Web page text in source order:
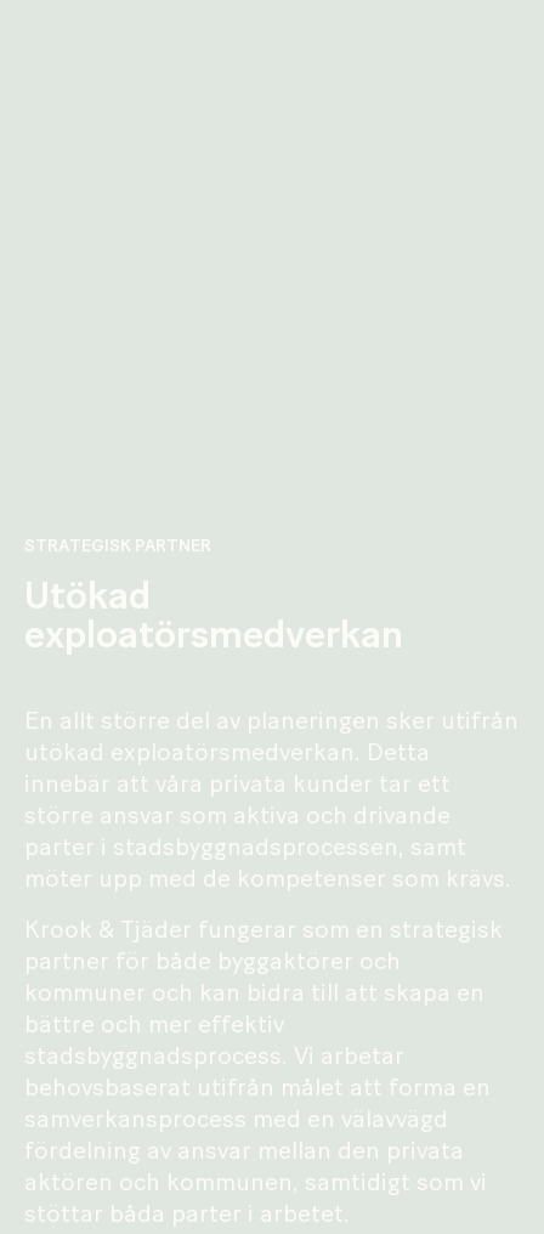
STRATEGISK PARTNER
Utökad
exploatörsmedverkan
En allt större del av planeringen sker utifrån
utökad exploatörsmedverkan. Detta
innebär att våra privata kunder tar ett
större ansvar som aktiva och drivande
parter i stadsbyggnadsprocessen, samt
möter upp med de kompetenser som krävs.
Krook & Tjäder fungerar som en strategisk
partner för både byggaktörer och
kommuner och kan bidra till att skapa en
bättre och mer effektiv
stadsbyggnadsprocess. Vi arbetar
behovsbaserat utifrån målet att forma en
samverkansprocess med en välavvägd
fördelning av ansvar mellan den privata
aktören och kommunen, samtidigt som vi
stöttar båda parter i arbetet.